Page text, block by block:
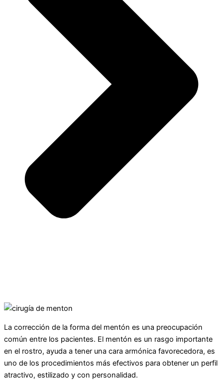
La corrección de la forma del mentón es una preocupación
común entre los pacientes. El mentón es un rasgo importante
en el rostro, ayuda a tener una cara armónica favorecedora, es
uno de los procedimientos más efectivos para obtener un perfil
atractivo, estilizado y con personalidad.